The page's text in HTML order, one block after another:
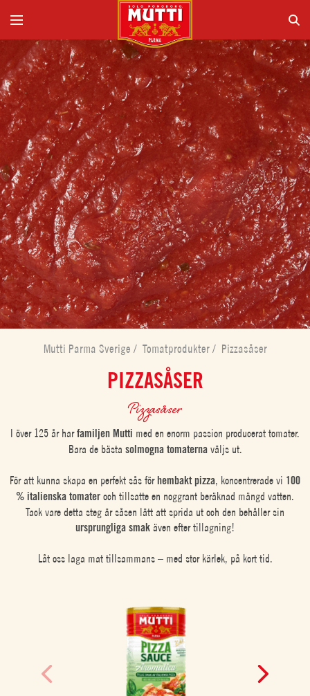
Mutti Parma Sverige / Tomatprodukter / Pizzasåser
PIZZASÅSER
Pizzasåser
I över 125 år harfamiljen Mutti med en enorm passion producerat tomater.
Bara de bästa solmogna tomaternaväljs ut.
För att kunna skapa en perfekt sås förhembakt pizza, koncentrerade vi 100
% italienska tomater och tillsatte en noggrant beräknad mängd vatten.
Tack vare detta steg är såsen lätt att sprida ut och den behåller sin
ursprungliga smak även efter tillagning!
Låt oss laga mat tillsammans – med stor kärlek, på kort tid.